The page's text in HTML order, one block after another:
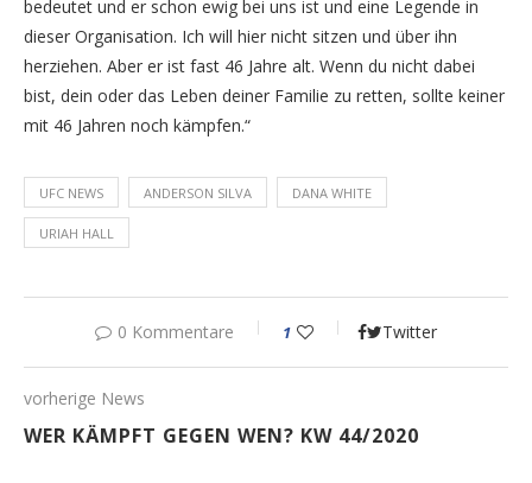
bedeutet und er schon ewig bei uns ist und eine Legende in
dieser Organisation. Ich will hier nicht sitzen und über ihn
herziehen. Aber er ist fast 46 Jahre alt. Wenn du nicht dabei
bist, dein oder das Leben deiner Familie zu retten, sollte keiner
mit 46 Jahren noch kämpfen.“
UFC NEWS ANDERSON SILVA DANA WHITE
URIAH HALL
0 Kommentare 1 Twitter
vorherige News
WER KÄMPFT GEGEN WEN? KW 44/2020